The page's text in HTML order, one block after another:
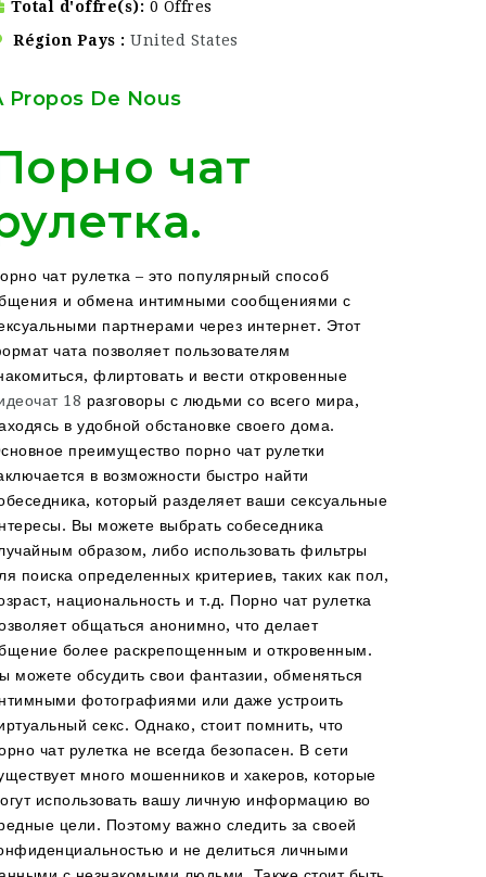
Total d'offre(s)
0 Offres
Région Pays
United States
Propos De Nous
чат
чат рулетка – это популярный способ
и обмена интимными сообщениями с
партнерами через интернет. Этот
чата позволяет пользователям
флиртовать и вести откровенные
18 разговоры с людьми со всего мира,
в удобной обстановке своего дома.
преимущество порно чат рулетки
в возможности быстро найти
который разделяет ваши сексуальные
Вы можете выбрать собеседника
образом, либо использовать фильтры
поиска определенных критериев, таких как пол,
национальность и т.д. Порно чат рулетка
общаться анонимно, что делает
более раскрепощенным и откровенным.
можете обсудить свои фантазии, обменяться
фотографиями или даже устроить
секс. Однако, стоит помнить, что
чат рулетка не всегда безопасен. В сети
много мошенников и хакеров, которые
использовать вашу личную информацию во
цели. Поэтому важно следить за своей
и не делиться личными